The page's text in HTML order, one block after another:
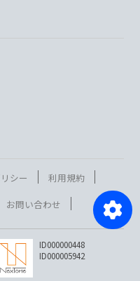
シー
利用規約
お問い合わせ
ID000000448
ID000005942